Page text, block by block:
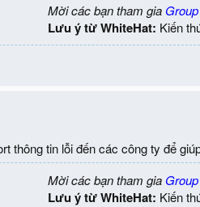
Mời các bạn tham gia
Lưu ý từ WhiteHat: Kiến
thông tin lỗi đến các công ty để
Mời các bạn tham gia
Lưu ý từ WhiteHat: Kiến